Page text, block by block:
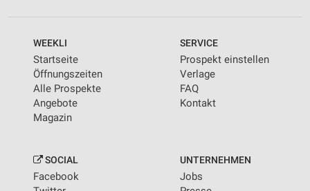
WEEKLI
Startseite
Öffnungszeiten
Alle Prospekte
Angebote
Magazin
SERVICE
Prospekt einstellen
Verlage
FAQ
Kontakt
SOCIAL
Facebook
UNTERNEHMEN
Jobs